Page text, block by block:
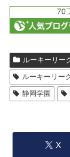
ルーキーリー
ルーキーリー
静岡学園
X